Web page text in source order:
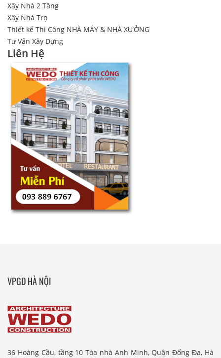
Xây Nhà 2 Tầng
Xây Nhà Trọ
Thiết kế Thi Công NHÀ MÁY & NHÀ XƯỞNG
Tư Vấn Xây Dựng
Liên Hệ
VPGD HÀ NỘI
36 Hoàng Cầu, tầng 10 Tòa nhà Anh Minh, Quận Đống Đa, Hà